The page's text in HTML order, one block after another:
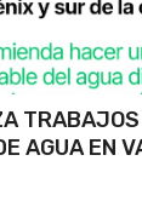
AGUA EN